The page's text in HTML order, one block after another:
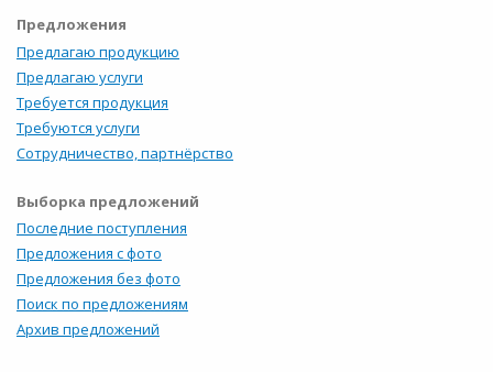
Предложения
Предлагаю продукцию
Предлагаю услуги
Требуется продукция
Требуются услуги
Сотрудничество, партнёрство
Выборка предложений
Последние поступления
Предложения с фото
Предложения без фото
Поиск по предложениям
Архив предложений